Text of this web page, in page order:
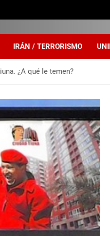
IRÁN / TERRORISMO
¿A qué le temen?